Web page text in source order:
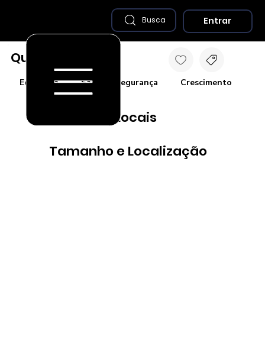
Tamanho e Localização
Destaques Locais
Economia Saúde e Segurança Crescimento
Quipapá - PE
Busca Entrar